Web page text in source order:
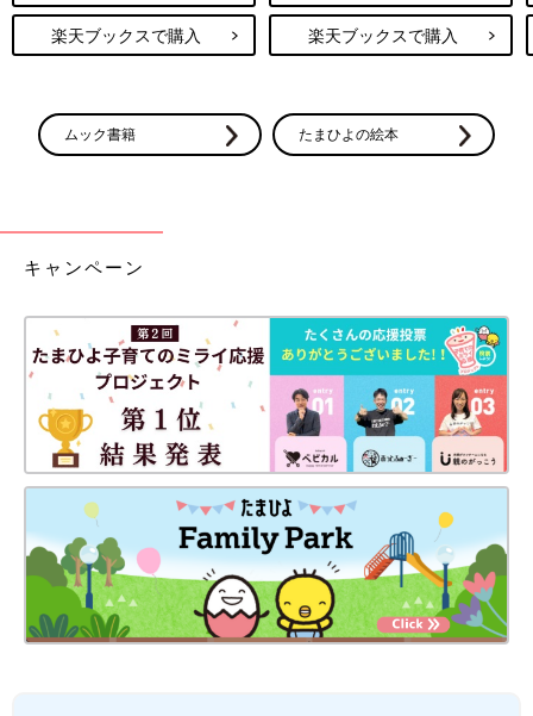
楽天ブックスで購入 楽天ブックスで購入
ムック書籍 たまひよの絵本
キャンペーン